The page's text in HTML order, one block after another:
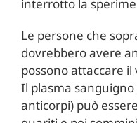
interrotto la
Le persone che
dovrebbero avere
possono attaccare il
Il plasma
anticorpi) può